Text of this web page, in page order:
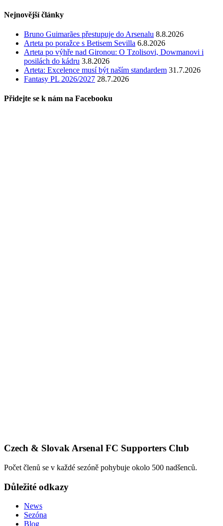
Nejnovější články
Bruno Guimarães přestupuje do Arsenalu 8.8.2026
Arteta po poražce s Betisem Sevilla 6.8.2026
Arteta po výhře nad Gironou: O Tzolisovi, Dowmanovi i
posilách do kádru 3.8.2026
Arteta: Excelence musí být naším standardem 31.7.2026
Fantasy PL 2026/2027 28.7.2026
Přidejte se k nám na Facebooku
Czech & Slovak Arsenal FC Supporters Club
Počet členů se v každé sezóně pohybuje okolo 500 nadšenců.
Důležité odkazy
News
Sezóna
Blog